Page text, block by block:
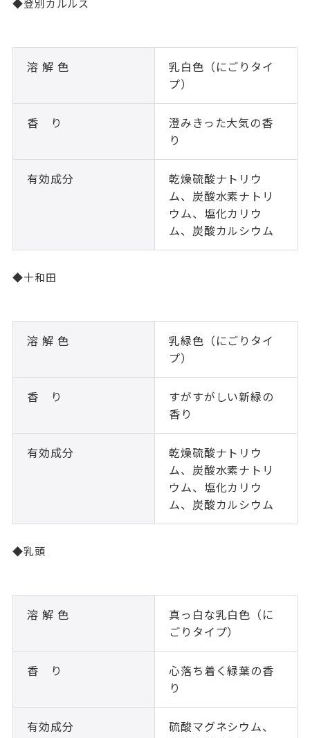
◆登別カルルス
溶 解 色
乳白色（にごりタイ
プ）
香 り
澄みきった大気の香
り
有効成分
乾燥硫酸ナトリウ
ム、炭酸水素ナトリ
ウム、塩化カリウ
ム、炭酸カルシウム
◆十和田
溶 解 色
乳緑色（にごりタイ
プ）
香 り
すがすがしい新緑の
香り
有効成分
乾燥硫酸ナトリウ
ム、炭酸水素ナトリ
ウム、塩化カリウ
ム、炭酸カルシウム
◆乳頭
溶 解 色
真っ白な乳白色（に
ごりタイプ）
香 り
心落ち着く緑葉の香
り
有効成分
硫酸マグネシウム、